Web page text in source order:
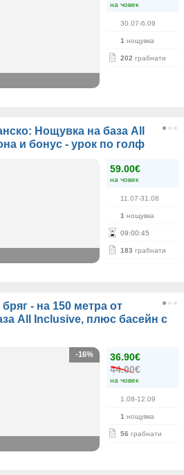
на човек
30.07-6.09
1 нощувка
202 грабнати
Нощувка на база All
и бонус - урок по голф
59.00€
на човек
11.07-31.08
1 нощувка
09:00:45
183 грабнати
- на 150 метра от
All Inclusive, плюс басейн с
36.90€
44.00€
на човек
1.08-12.09
1 нощувка
56 грабнати
-16%